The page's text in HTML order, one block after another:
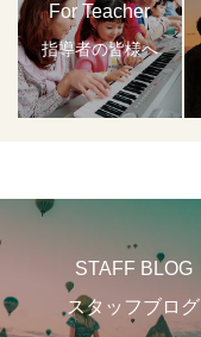
For Teacher
指導者の皆様へ
STAFF BLOG
スタッフブログ